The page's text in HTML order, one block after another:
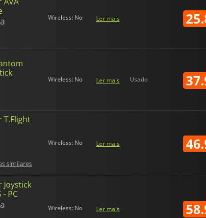
Wireless: No Ler mais
Wireless: No Ler mais Usado
T.Flight
similares
Wireless: No Ler mais
- PC
Wireless: No Ler mais